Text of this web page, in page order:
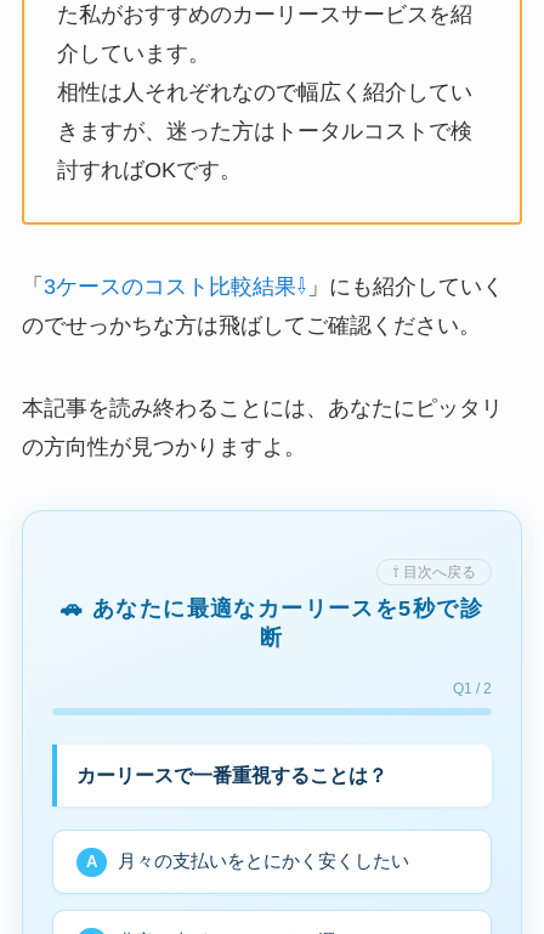
た私がおすすめのカーリースサービスを紹
介しています。
相性は人それぞれなので幅広く紹介してい
きますが、迷った方はトータルコストで検
討すればOKです。
「 3ケースのコスト比較結果⇩ 」にも紹介していく
のでせっかちな方は飛ばしてご確認ください。
本記事を読み終わることには、あなたにピッタリ
の方向性が見つかりますよ。
⇧ 目次へ戻る
🚗 あなたに最適なカーリースを5秒で診
断
Q1 / 2
カーリースで一番重視することは？
A 月々の支払いをとにかく安くしたい